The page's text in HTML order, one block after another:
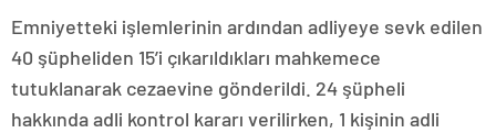
Emniyetteki işlemlerinin ardından adliyeye sevk edilen
40 şüpheliden 15’i çıkarıldıkları mahkemece
tutuklanarak cezaevine gönderildi. 24 şüpheli
hakkında adli kontrol kararı verilirken, 1 kişinin adli